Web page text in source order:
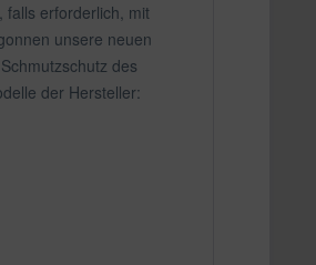
falls erforderlich, mit
unsere neuen
des
der Hersteller: